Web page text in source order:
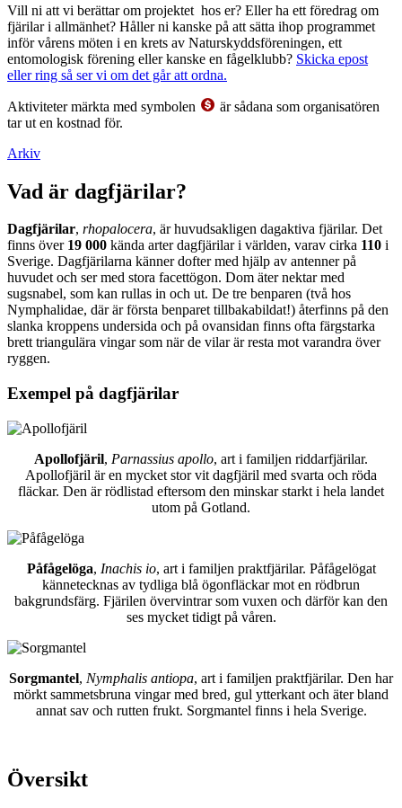
Vill ni att vi berättar om projektet hos er? Eller ha ett föredrag om
fjärilar i allmänhet? Håller ni kanske på att sätta ihop programmet
inför vårens möten i en krets av Naturskyddsföreningen, ett
entomologisk förening eller kanske en fågelklubb? Skicka epost
eller ring så ser vi om det går att ordna.
Aktiviteter märkta med symbolen
är sådana som organisatören
tar ut en kostnad för.
Arkiv
Vad är dagfjärilar?
Dagfjärilar, rhopalocera, är huvudsakligen dagaktiva fjärilar. Det
finns över 19 000 kända arter dagfjärilar i världen, varav cirka 110 i
Sverige. Dagfjärilarna känner dofter med hjälp av antenner på
huvudet och ser med stora facettögon. Dom äter nektar med
sugsnabel, som kan rullas in och ut. De tre benparen (två hos
Nymphalidae, där är första benparet tillbakabildat!) återfinns på den
slanka kroppens undersida och på ovansidan finns ofta färgstarka
brett triangulära vingar som när de vilar är resta mot varandra över
ryggen.
Exempel på dagfjärilar
Apollofjäril, Parnassius apollo, art i familjen riddarfjärilar.
Apollofjäril är en mycket stor vit dagfjäril med svarta och röda
fläckar. Den är rödlistad eftersom den minskar starkt i hela landet
utom på Gotland.
Påfågelöga, Inachis io, art i familjen praktfjärilar. Påfågelögat
kännetecknas av tydliga blå ögonfläckar mot en rödbrun
bakgrundsfärg. Fjärilen övervintrar som vuxen och därför kan den
ses mycket tidigt på våren.
Sorgmantel, Nymphalis antiopa, art i familjen praktfjärilar. Den har
mörkt sammetsbruna vingar med bred, gul ytterkant och äter bland
annat sav och rutten frukt. Sorgmantel finns i hela Sverige.
Översikt